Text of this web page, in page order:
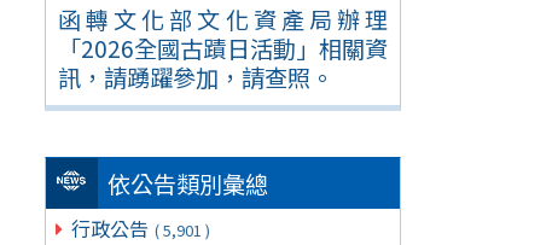
函轉文化部文化資產局辦理
「2026全國古蹟日活動」相關資
訊，請踴躍參加，請查照。
依公告類別彙總
行政公告 ( 5,901 )